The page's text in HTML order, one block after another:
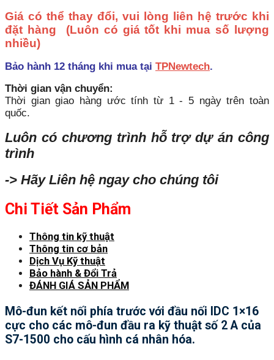
Giá có thể thay đổi, vui lòng liên hệ trước khi
đặt hàng (Luôn có giá tốt khi mua số lượng
nhiều)
Bảo hành 12 tháng khi mua tại TPNewtech.
Thời gian vận chuyển:
Thời gian giao hàng ước tính từ 1 - 5 ngày trên toàn
quốc.
Luôn có chương trình hỗ trợ dự án công
trình
-> Hãy Liên hệ ngay cho chúng tôi
Chi Tiết Sản Phẩm
Thông tin kỹ thuật
Thông tin cơ bản
Dịch Vụ Kỹ thuật
Bảo hành & Đổi Trả
ĐÁNH GIÁ SẢN PHẨM
Mô-đun kết nối phía trước với đầu nối IDC 1×16
cực cho các mô-đun đầu ra kỹ thuật số 2 A của
S7-1500 cho cấu hình cá nhân hóa.